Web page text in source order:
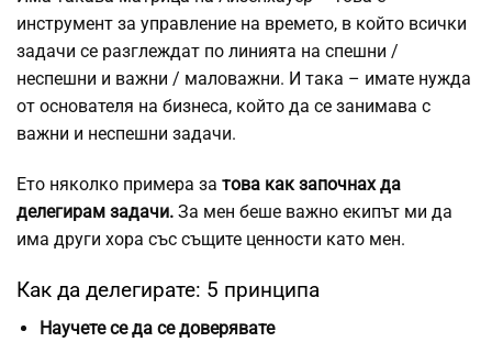
инструмент за управление на времето, в който всички
задачи се разглеждат по линията на спешни /
неспешни и важни / маловажни. И така – имате нужда
от основателя на бизнеса, който да се занимава с
важни и неспешни задачи.
Ето няколко примера за това как започнах да
делегирам задачи. За мен беше важно екипът ми да
има други хора със същите ценности като мен.
Как да делегирате: 5 принципа
Научете се да се доверявате